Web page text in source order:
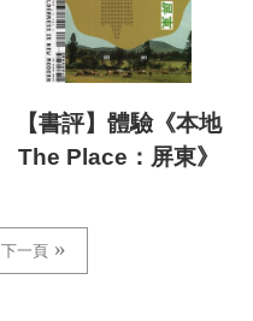
【書評】體驗《本地
The Place：屏東》
下一頁